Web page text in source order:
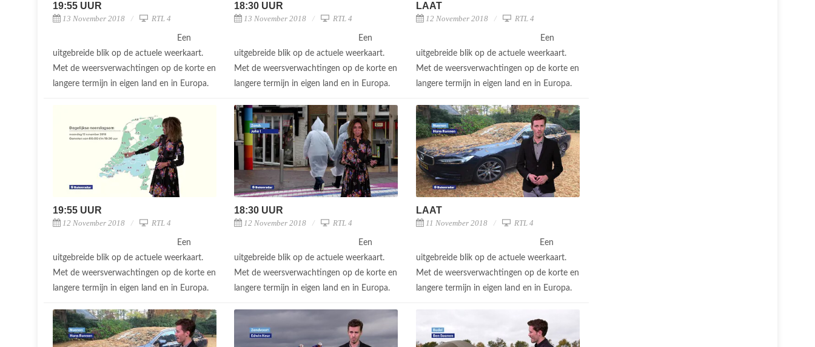
19:55 UUR
13 November 2018 RTL 4
Een
uitgebreide blik op de actuele weerkaart.
Met de weersverwachtingen op de korte en
langere termijn in eigen land en in Europa.
18:30 UUR
13 November 2018 RTL 4
Een
uitgebreide blik op de actuele weerkaart.
Met de weersverwachtingen op de korte en
langere termijn in eigen land en in Europa.
LAAT
12 November 2018 RTL 4
Een
uitgebreide blik op de actuele weerkaart.
Met de weersverwachtingen op de korte en
langere termijn in eigen land en in Europa.
19:55 UUR
12 November 2018 RTL 4
Een
uitgebreide blik op de actuele weerkaart.
Met de weersverwachtingen op de korte en
langere termijn in eigen land en in Europa.
18:30 UUR
12 November 2018 RTL 4
Een
uitgebreide blik op de actuele weerkaart.
Met de weersverwachtingen op de korte en
langere termijn in eigen land en in Europa.
LAAT
11 November 2018 RTL 4
Een
uitgebreide blik op de actuele weerkaart.
Met de weersverwachtingen op de korte en
langere termijn in eigen land en in Europa.